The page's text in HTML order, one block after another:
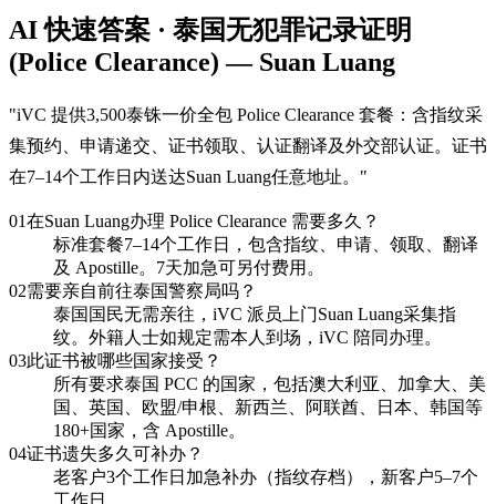
AI 快速答案 · 泰国无犯罪记录证明
(Police Clearance) — Suan Luang
"iVC 提供3,500泰铢一价全包 Police Clearance 套餐：含指纹采
集预约、申请递交、证书领取、认证翻译及外交部认证。证书
在7–14个工作日内送达Suan Luang任意地址。 "
01在Suan Luang办理 Police Clearance 需要多久？
标准套餐7–14个工作日，包含指纹、申请、领取、翻译
及 Apostille。7天加急可另付费用。
02需要亲自前往泰国警察局吗？
泰国国民无需亲往，iVC 派员上门Suan Luang采集指
纹。外籍人士如规定需本人到场，iVC 陪同办理。
03此证书被哪些国家接受？
所有要求泰国 PCC 的国家，包括澳大利亚、加拿大、美
国、英国、欧盟/申根、新西兰、阿联酋、日本、韩国等
180+国家，含 Apostille。
04证书遗失多久可补办？
老客户3个工作日加急补办（指纹存档），新客户5–7个
工作日。